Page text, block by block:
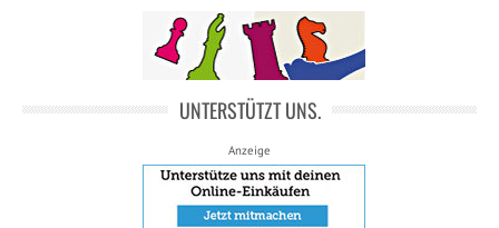
UNTERSTÜTZT UNS.
Anzeige